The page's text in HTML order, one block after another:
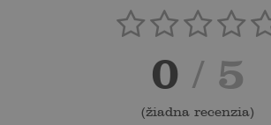
0 / 5
(žiadna recenzia)